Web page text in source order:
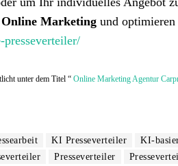
Online Marketing und
unter dem Titel “ Online Marketing Agentur
KI Presseverteiler KI-
Presseverteiler